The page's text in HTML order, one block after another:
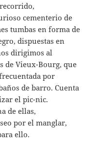
cementerio de
tumbas en forma de
dispuestas en
dirigimos al
de Vieux-Bourg, que
por
de barro. Cuenta
el pic-nic.
de ellas,
por el manglar,
ello.